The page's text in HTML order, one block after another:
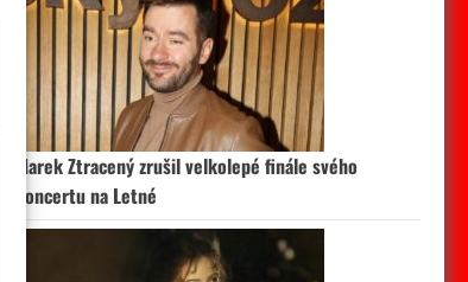
Marek Ztracený zrušil velkolepé finále svého
koncertu na Letné